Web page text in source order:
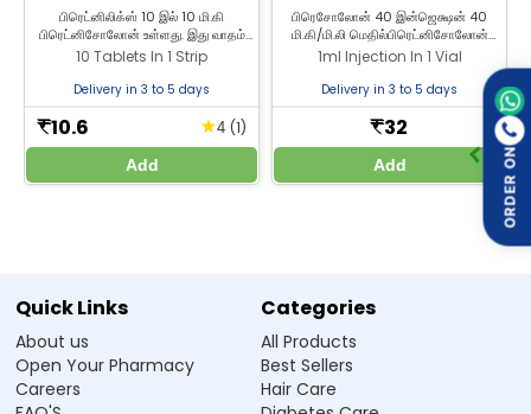
எடுத்துக்கொள்ளலாம்?
Q4. Prednilix 5 Tablet குழந்தைகளுக்கு பாதுகாப்பானதா?
Q5. நான் நன்றாக உணர்ந்தால் Prednilix 5 Tablet-ஐ
நிறுத்தலாமா?
Q6.
Zeelab Pharmacy Pvt Ltd.
Written By Reviewed By
பிரெட்னிலிக்ஸ் 10 இல் 10 மி.கி
பிரெட்னிசோலோன் உள்ளது. இது வாதம்
(ஆர்த்ரைடிஸ்), ஒவ்வாமை போன்ற
நிலைகளில் ஏற்படும் வீக்கத்தை குறைக்க
உதவுகிறது. 10 மி.கி பிரெட்னிசோலோன்
10 Tablets In 1 Strip
Delivery in 3 to 5 days
₹10.6 ★4 (1)
Add
பிரெசோலோன் 40 இன்ஜெக்ஷன் 40
மி.கி/மி.லி மெதில்பிரெட்னிசோலோன்
கொண்டது. இது மூட்டு வலி (ஆர்த்ரைடிஸ்)
மற்றும் ஒவ்வாமை போன்ற நிலைகளில்
வீக்கத்தை குறைக்க
பயன்படுத்தப்படுகிறது. சிறந்த விலையில்
பிரெசோலோன் 40 இன்ஜெக்ஷனை
Zeelab மருந்தகத்தில் வாங்குங்கள்.
1ml Injection In 1 Vial
Delivery in 3 to 5 days
₹32
Add ORDER ON
Quick Links
About us
Open Your Pharmacy
Careers
Categories
All Products
Best Sellers
Hair Care